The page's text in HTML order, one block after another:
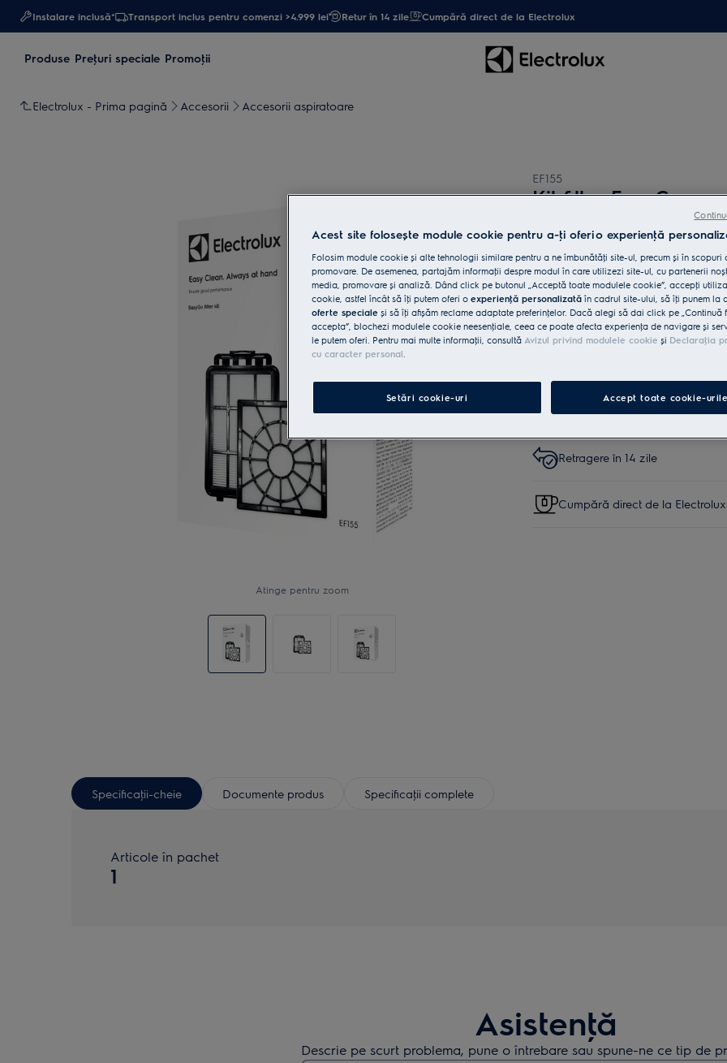
Instalare inclusă* Transport inclus pentru comenzi >4.999 lei Retur în 14 zile Cumpără direct de la Electrolux
Produse Preţuri speciale Promoţii
Electrolux - Prima pagină Accesorii Accesorii aspiratoare
Atinge pentru zoom
EF155
Kit filtre EasyGo
0 (0)
Cumpără de pe
Livrare inclusă pentru comenzi
Retragere în 14 zile
Cumpără direct de la Electrolux
Specificaţii-cheie Documente produs Specificaţii complete
Articole în pachet
1
Asistenţă
Descrie pe scurt problema, pune o întrebare sau spune-ne ce tip de
Acest site folosește module cookie pentru a-ţi oferi o experienţă
Folosim module cookie și alte tehnologii similare pentru a ne îmbunătăţi site-ul, precum și în scopuri
promovare. De asemenea, partajăm informaţii despre modul în care utilizezi site-ul, cu partenerii
media, promovare și analiză. Dând click pe butonul „Acceptă toate modulele cookie”, accepţi
cookie, astfel încât să îţi putem oferi o experienţă personalizată în cadrul site-ului, să îţi punem la
oferte speciale și să îţi afișăm reclame adaptate preferinţelor. Dacă alegi să dai click pe „Continuă
accepta”, blochezi modulele cookie neesenţiale, ceea ce poate afecta experienţa de navigare și
le putem oferi. Pentru mai multe informaţii, consultă Avizul privind modulele cookie și Declaraţia
cu caracter personal
Setări cookie-uri Accept toate cookie-urile